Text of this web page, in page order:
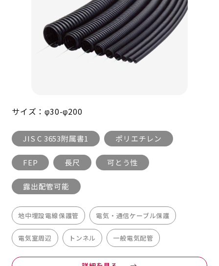
サイズ：φ30-φ200
JIS C 3653附属書1 ポリエチレン
FEP 長尺 可とう性
露出配管可能
地中埋設電線保護管 電気・通信ケーブル保護
電気室周辺 トンネル 一般電気配管